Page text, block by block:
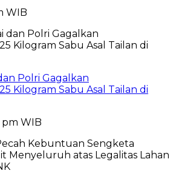
WIB
Polri Gagalkan
Kilogram Sabu Asal Tailan di
pm WIB